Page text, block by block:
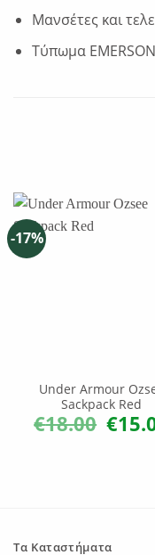
Μανσέτες και
Τύπωμα
-17%
Under Armour
Sackpack Red
€18.00 Original
price
€
Τα Καταστήματα